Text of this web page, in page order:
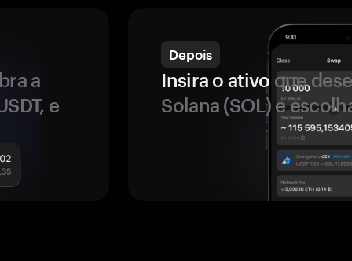
a
e
Depois
Insira o ativo que
Solana (SOL) e